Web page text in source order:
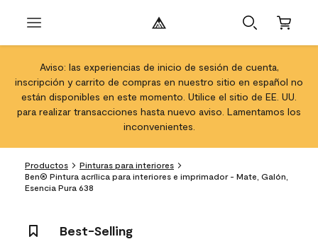
Aviso: las experiencias de inicio de sesión de cuenta,
inscripción y carrito de compras en nuestro sitio en español no
están disponibles en este momento. Utilice el sitio de EE. UU.
para realizar transacciones hasta nuevo aviso. Lamentamos los
inconvenientes.
Productos
Pinturas para interiores
Ben® Pintura acrílica para interiores e imprimador - Mate, Galón,
Esencia Pura 638
Best-Selling